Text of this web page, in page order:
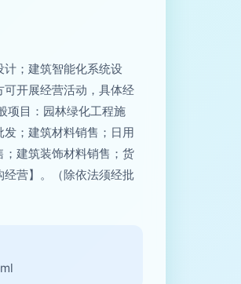
；建筑智能化系统设
开展经营活动，具体经
项目：园林绿化工程施
；建筑材料销售；日用
建筑装饰材料销售；货
营】。（除依法须经批